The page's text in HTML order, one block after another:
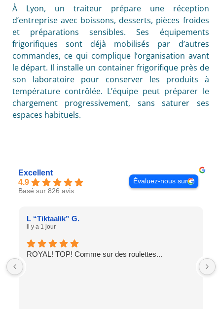
À Lyon, un traiteur prépare une réception
d’entreprise avec boissons, desserts, pièces froides
et préparations sensibles. Ses équipements
frigorifiques sont déjà mobilisés par d’autres
commandes, ce qui complique l’organisation avant
le départ. Il installe un container frigorifique près de
son laboratoire pour conserver les produits à
température contrôlée. L’équipe peut préparer le
chargement progressivement, sans saturer ses
espaces habituels.
Excellent
4.9
Basé sur 826 avis
Évaluez-nous sur
L “Tiktaalik” G.
il y a 1 jour
ROYAL! TOP! Comme sur des roulettes...